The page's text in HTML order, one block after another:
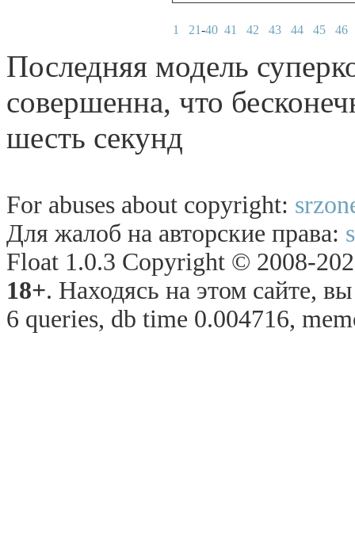
1 21-40 41 42 43 44 45 46
Последняя модель
совершенна, что
шесть секунд
For abuses about copyright:
Для жалоб на авторские права:
Float 1.0.3 Copyright © 2008-
18+. Находясь на этом сайте,
6 queries, db time 0.004716,